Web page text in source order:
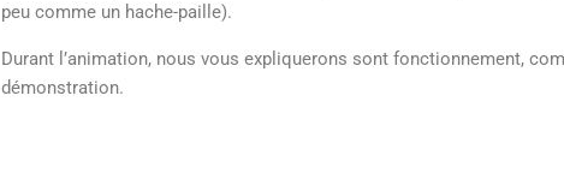
peu comme un hache-paille).
Durant l’animation, nous vous expliquerons sont fonctionnement,
démonstration.